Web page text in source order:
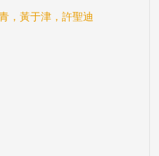
，黃于津，許聖迪